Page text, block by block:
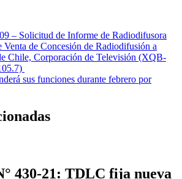
– Solicitud de Informe de Radiodifusora
Venta de Concesión de Radiodifusión a
Chile, Corporación de Televisión (XQB-
sus funciones durante febrero por
430-21: TDLC fija nueva